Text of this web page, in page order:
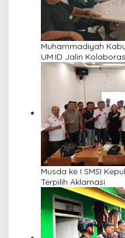
Muhammadiyah
UM.ID Jalin
Musda ke I SMSI
Terpilih Aklamasi